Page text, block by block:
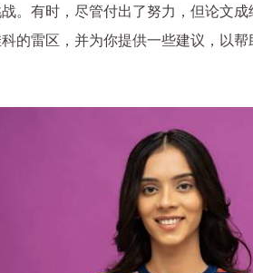
。有时，尽管付出了努力，但论文
的雷区，并为你提供一些建议，以